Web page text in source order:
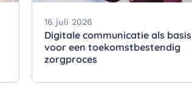
16 juli 2026
Digitale communicatie als basis
voor een toekomstbestendig
zorgproces